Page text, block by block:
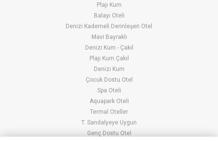
Plajı Kum
Balayı Oteli
Denizi Kademeli Derinleşen Otel
Mavi Bayraklı
Denizi Kum - Çakıl
Plajı Kum Çakıl
Denizi Kum
Çocuk Dostu Otel
Spa Oteli
Aquapark Oteli
Termal Oteller
T. Sandalyeye Uygun
Genç Dostu Otel